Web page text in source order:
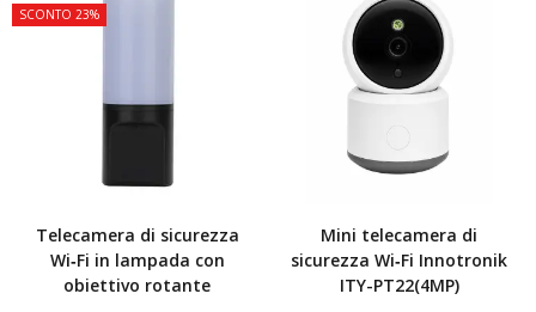
SCONTO 23%
Telecamera di sicurezza
Wi‑Fi in lampada con
obiettivo rotante
Mini telecamera di
sicurezza Wi‑Fi Innotronik
ITY-PT22(4MP)